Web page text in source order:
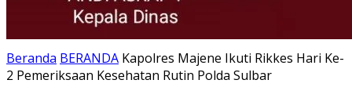
Beranda BERANDA Kapolres Majene Ikuti Rikkes Hari Ke-
2 Pemeriksaan Kesehatan Rutin Polda Sulbar